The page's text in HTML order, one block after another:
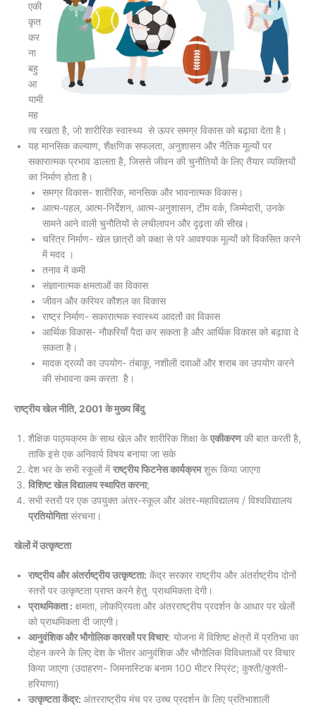
एकी
कृत
कर
ना
बहु
आ
यामी
मह
त्व रखता है, जो शारीरिक स्वास्थ्य से ऊपर समग्र विकास को बढ़ावा देता है।
यह मानसिक कल्याण, शैक्षणिक सफलता, अनुशासन और नैतिक मूल्यों पर
सकारात्मक प्रभाव डालता है, जिससे जीवन की चुनौतियों के लिए तैयार व्यक्तियों
का निर्माण होता है।
समग्र विकास- शारीरिक, मानसिक और भावनात्मक विकास।
आत्म-पहल, आत्म-निर्देशन, आत्म-अनुशासन, टीम वर्क, जिम्मेदारी, उनके
सामने आने वाली चुनौतियों से लचीलापन और दृढ़ता की सीख।
चरित्र निर्माण- खेल छात्रों को कक्षा से परे आवश्यक मूल्यों को विकसित करने
में मदद ।
तनाव में कमी
संज्ञानात्मक क्षमताओं का विकास
जीवन और करियर कौशल का विकास
राष्ट्र निर्माण- सकारात्मक स्वास्थ्य आदतों का विकास
आर्थिक विकास- नौकरियाँ पैदा कर सकता है और आर्थिक विकास को बढ़ावा दे
सकता है।
मादक द्रव्यों का उपयोग- तंबाकू, नशीली दवाओं और शराब का उपयोग करने
की संभावना कम करता है।
राष्ट्रीय खेल नीति, 2001 के मुख्य बिंदु
शैक्षिक पाठ्यक्रम के साथ खेल और शारीरिक शिक्षा केएकीकरणकी बात करती है,
ताकि इसे एक अनिवार्य विषय बनाया जा सके
देश भर के सभी स्कूलों मेंराष्ट्रीय फिटनेस कार्यक्रमशुरू किया जाएगा
विशिष्ट खेल विद्यालय स्थापित करना;
सभी स्तरों पर एक उपयुक्त अंतर-स्कूल और अंतर-महाविद्यालय / विश्वविद्यालय
प्रतियोगितासंरचना।
खेलों में उत्कृष्टता
राष्ट्रीय और अंतर्राष्ट्रीय उत्कृष्टता: केंद्र सरकार राष्ट्रीय और अंतर्राष्ट्रीय दोनों
स्तरों पर उत्कृष्टता प्राप्त करने हेतु प्राथमिकता देगी।
प्राथमिकता : क्षमता, लोकप्रियता और अंतरराष्ट्रीय प्रदर्शन के आधार पर खेलों
को प्राथमिकता दी जाएगी।
आनुवंशिक और भौगोलिक कारकों पर विचार: योजना में विशिष्ट क्षेत्रों में प्रतिभा का
दोहन करने के लिए देश के भीतर आनुवंशिक और भौगोलिक विविधताओं पर विचार
किया जाएगा (उदाहरण- जिमनास्टिक बनाम 100 मीटर स्प्रिंट; कुश्ती/कुश्ती-
हरियाणा)
उत्कृष्टता केंद्र: अंतरराष्ट्रीय मंच पर उच्च प्रदर्शन के लिए प्रतिभाशाली